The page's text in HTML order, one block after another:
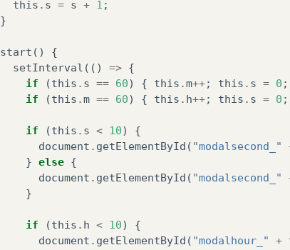
this . s = s + 1 ;
}
start ()
{
setInterval (() => {
if
(this . s == 60) { this .m++; this . s = 0 ;
if
(this .m == 60) { this . h++; this . s = 0 ;
if (this . s < 10)
{
document . getElementById ( "modalsecond_"
} else {
document . getElementById ( "modalsecond_"
}
if (this . h < 10)
{
document . getElementById ( "modalhour_" +